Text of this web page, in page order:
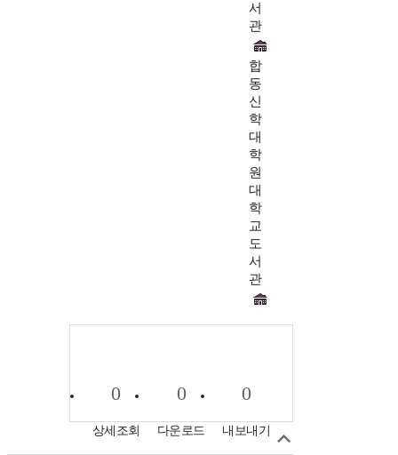
서
관
합
동
신
학
대
학
원
대
학
교
도
서
관
0
상세조회
0
다운로드
0
내보내기